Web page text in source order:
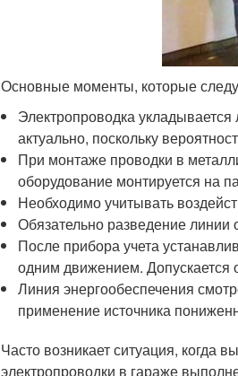
Основные моменты, которые
Электропроводка
актуально, поскольку
При монтаже проводки в
оборудование монтируется на
Необходимо учитывать
Обязательно разведение
После прибора учета
одним движением. Допускается
Линия энергообеспечения
применение источника
Часто возникает ситуация, когда
электропроводки в гараже